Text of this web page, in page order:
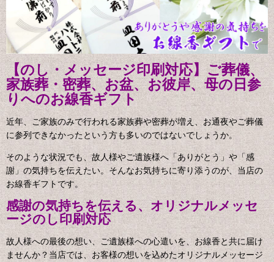
【のし・メッセージ印刷対応】ご葬儀、
家族葬・密葬、お盆、お彼岸、母の日参
りへのお線香ギフト
近年、ご家族のみで行われる家族葬や密葬が増え、お通夜やご葬儀
に参列できなかったという方も多いのではないでしょうか。
そのような状況でも、故人様やご遺族様へ「ありがとう」や「感
謝」の気持ちを伝えたい。そんなお気持ちに寄り添うのが、当店の
お線香ギフトです。
感謝の気持ちを伝える、オリジナルメッセ
ージのし印刷対応
故人様への最後の想い、ご遺族様への心遣いを、お線香と共に届け
ませんか？当店では、お客様の想いを込めたオリジナルメッセージ